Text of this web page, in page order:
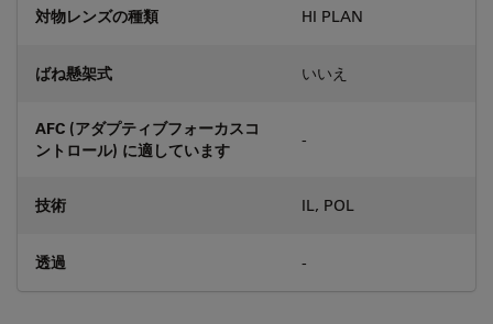
対物レンズの種類 HI PLAN
ばね懸架式 いいえ
AFC (アダプティブフォーカスコ
ントロール) に適しています
-
技術 IL, POL
透過 -